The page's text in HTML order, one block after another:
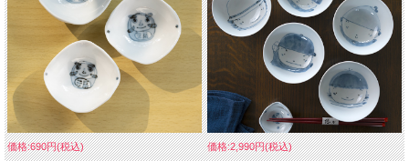
価格:690円(税込) 価格:2,990円(税込)